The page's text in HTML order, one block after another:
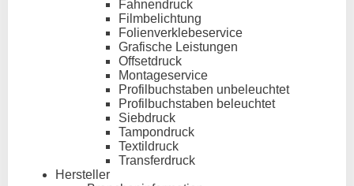
Fahnendruck
Filmbelichtung
Folienverklebeservice
Grafische Leistungen
Offsetdruck
Montageservice
Profilbuchstaben unbeleuchtet
Profilbuchstaben beleuchtet
Siebdruck
Tampondruck
Textildruck
Transferdruck
Hersteller